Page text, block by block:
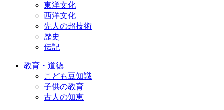
東洋文化
西洋文化
先人の超技術
歴史
伝記
教育・道徳
こども豆知識
子供の教育
古人の知恵